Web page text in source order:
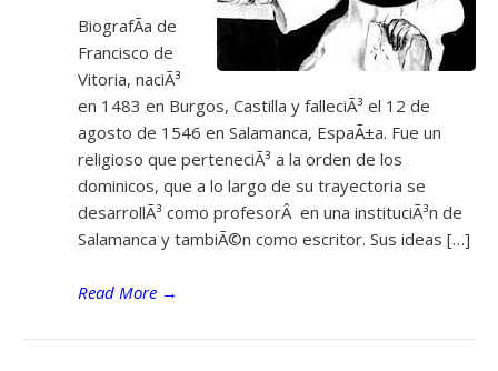
BiografÃ­a de
Francisco de
Vitoria, naciÃ³
en 1483 en Burgos, Castilla y falleciÃ³ el 12 de
agosto de 1546 en Salamanca, EspaÃ±a. Fue un
religioso que perteneciÃ³ a la orden de los
dominicos, que a lo largo de su trayectoria se
desarrollÃ³ como profesorÂ en una instituciÃ³n de
Salamanca y tambiÃ©n como escritor. Sus ideas […]
Read More →